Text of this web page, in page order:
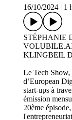
16/10/2024
1
STÉPHANIE
KLINGBEIL
Le Tech
d’European
start-ups à
émission
20ème